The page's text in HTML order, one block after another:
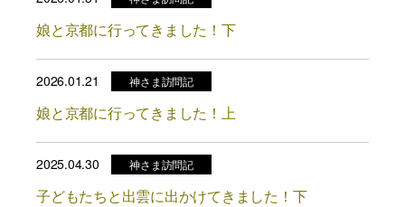
娘と京都に行ってきました！下
2026.01.21 神さま訪問記
娘と京都に行ってきました！上
2025.04.30 神さま訪問記
子どもたちと出雲に出かけてきました！下